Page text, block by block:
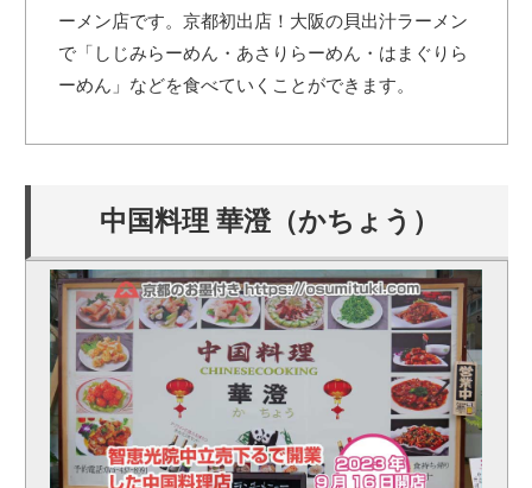
ーメン店です。京都初出店！大阪の貝出汁ラーメン
で「しじみらーめん・あさりらーめん・はまぐりら
ーめん」などを食べていくことができます。
中国料理 華澄（かちょう）